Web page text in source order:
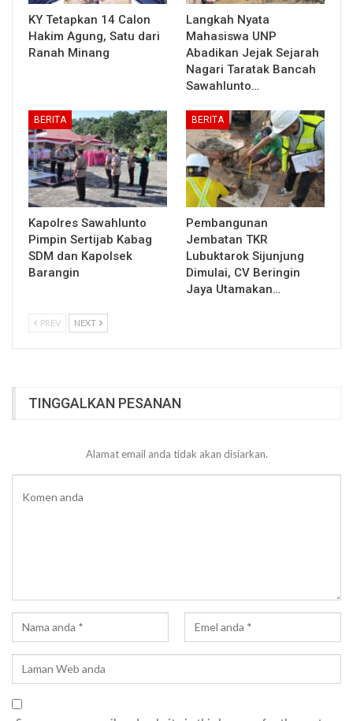
KY Tetapkan 14 Calon
Hakim Agung, Satu dari
Ranah Minang
Langkah Nyata
Mahasiswa UNP
Abadikan Jejak Sejarah
Nagari Taratak Bancah
Sawahlunto…
BERITA
Kapolres Sawahlunto
Pimpin Sertijab Kabag
SDM dan Kapolsek
Barangin
BERITA
Pembangunan
Jembatan TKR
Lubuktarok Sijunjung
Dimulai, CV Beringin
Jaya Utamakan…
PREV NEXT
TINGGALKAN PESANAN
Alamat email anda tidak akan disiarkan.